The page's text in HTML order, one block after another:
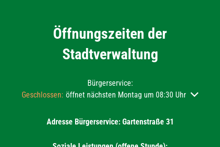
Öffnungszeiten der
Stadtverwaltung
Bürgerservice:
Klicken, um weitere Öffnungs- oder Schließzeiten
Geschlossen: öffnet nächsten Montag um 08:30 Uhr
Adresse Bürgerservice: Gartenstraße 31